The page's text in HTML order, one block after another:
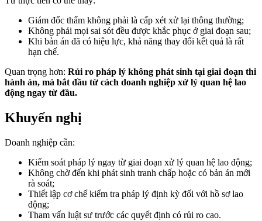
Giám đốc thẩm không phải là cấp xét xử lại thông thường;
Không phải mọi sai sót đều được khắc phục ở giai đoạn sau;
Khi bản án đã có hiệu lực, khả năng thay đổi kết quả là rất
hạn chế.
Quan trọng hơn: Rủi ro pháp lý không phát sinh tại giai đoạn thi
hành án, mà bắt đầu từ cách doanh nghiệp xử lý quan hệ lao
động ngay từ đầu.
Khuyến nghị
Doanh nghiệp cần:
Kiểm soát pháp lý ngay từ giai đoạn xử lý quan hệ lao động;
Không chờ đến khi phát sinh tranh chấp hoặc có bản án mới
rà soát;
Thiết lập cơ chế kiểm tra pháp lý định kỳ đối với hồ sơ lao
động;
Tham vấn luật sư trước các quyết định có rủi ro cao.